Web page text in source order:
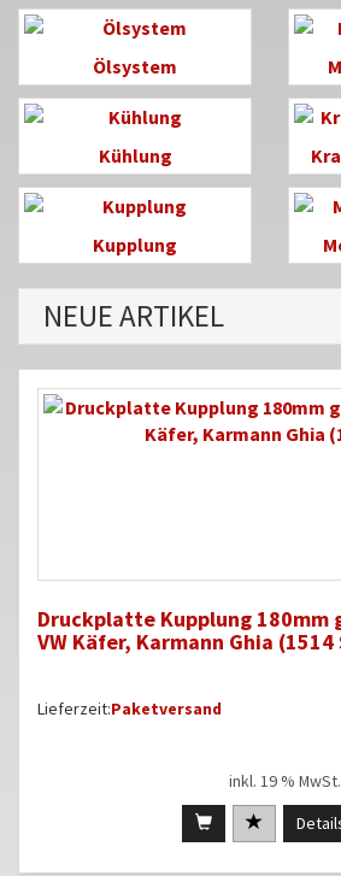
Ölsystem
Kühlung
Kupplung
NEUE ARTIKEL
Druckplatte Kupplung 180mm
VW Käfer, Karmann Ghia (1514
Lieferzeit:Paketversand
inkl. 19 %